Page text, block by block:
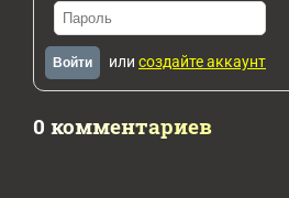
Войти или создайте аккаунт
0 комментариев